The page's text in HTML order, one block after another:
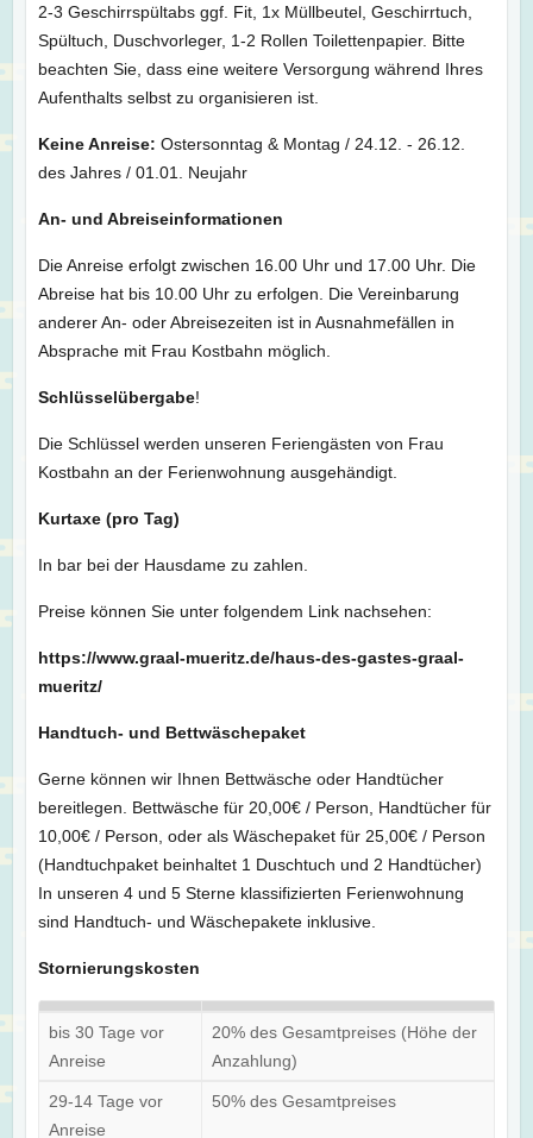
2-3 Geschirrspültabs ggf. Fit, 1x Müllbeutel, Geschirrtuch,
Spültuch, Duschvorleger, 1-2 Rollen Toilettenpapier. Bitte
beachten Sie, dass eine weitere Versorgung während Ihres
Aufenthalts selbst zu organisieren ist.
Keine Anreise: Ostersonntag & Montag / 24.12. - 26.12.
des Jahres / 01.01. Neujahr
An- und Abreiseinformationen
Die Anreise erfolgt zwischen 16.00 Uhr und 17.00 Uhr. Die
Abreise hat bis 10.00 Uhr zu erfolgen. Die Vereinbarung
anderer An- oder Abreisezeiten ist in Ausnahmefällen in
Absprache mit Frau Kostbahn möglich.
Schlüsselübergabe!
Die Schlüssel werden unseren Feriengästen von Frau
Kostbahn an der Ferienwohnung ausgehändigt.
Kurtaxe (pro Tag)
In bar bei der Hausdame zu zahlen.
Preise können Sie unter folgendem Link nachsehen:
https://www.graal-mueritz.de/haus-des-gastes-graal-
mueritz/
Handtuch- und Bettwäschepaket
Gerne können wir Ihnen Bettwäsche oder Handtücher
bereitlegen. Bettwäsche für 20,00€ / Person, Handtücher für
10,00€ / Person, oder als Wäschepaket für 25,00€ / Person
(Handtuchpaket beinhaltet 1 Duschtuch und 2 Handtücher)
In unseren 4 und 5 Sterne klassifizierten Ferienwohnung
sind Handtuch- und Wäschepakete inklusive.
Stornierungskosten
bis 30 Tage vor
Anreise
20% des Gesamtpreises (Höhe der
Anzahlung)
29-14 Tage vor
Anreise
50% des Gesamtpreises